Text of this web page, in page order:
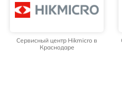
Сервисный центр Hikmicro в
Краснодаре